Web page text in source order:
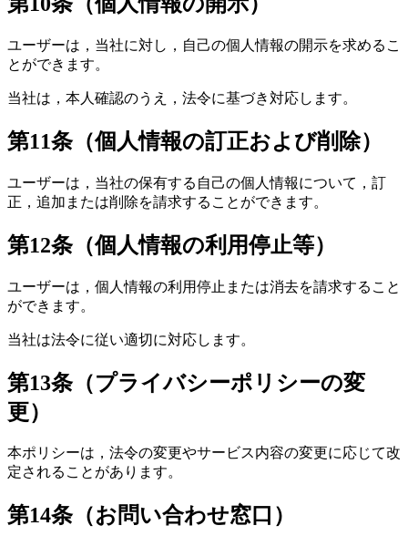
ユーザーは，当社に対し，自己の個人情報の開示を求めるこ
とができます。
当社は，本人確認のうえ，法令に基づき対応します。
第11条（個人情報の訂正および削除）
ユーザーは，当社の保有する自己の個人情報について，訂
正，追加または削除を請求することができます。
第12条（個人情報の利用停止等）
ユーザーは，個人情報の利用停止または消去を請求すること
ができます。
当社は法令に従い適切に対応します。
第13条（プライバシーポリシーの変
更）
本ポリシーは，法令の変更やサービス内容の変更に応じて改
定されることがあります。
第14条（お問い合わせ窓口）